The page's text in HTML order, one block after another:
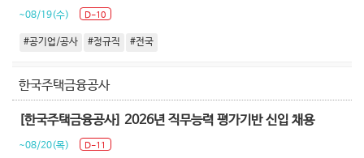
~08/19(수) D-10
#공기업/공사 #정규직 #전국
한국주택금융공사
[한국주택금융공사] 2026년 직무능력 평가기반 신입 채용
~08/20(목) D-11